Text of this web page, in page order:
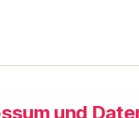
und